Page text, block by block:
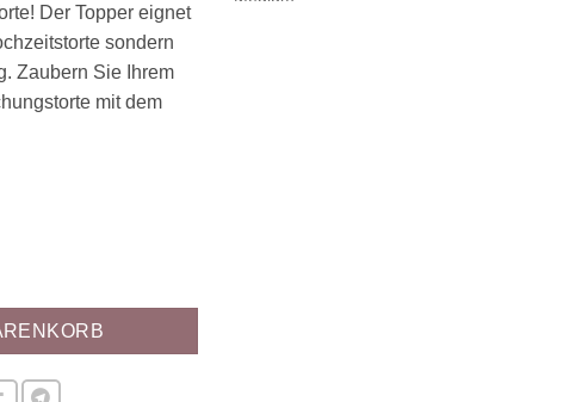
Der Topper eignet
sondern
Zaubern Sie Ihrem
mit dem